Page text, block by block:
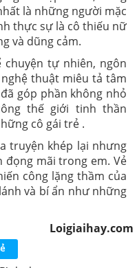
là những người mặc
thực sự là cô thiếu nữ
và dũng cảm.
tự nhiên, ngôn
thuật miêu tả tâm
góp phần không nhỏ
thế giới tinh thần
cô gái trẻ .
khép lại nhưng
đọng mãi trong em. Vẻ
công lặng thầm của
và bí ẩn như những
Loigiaihay.com